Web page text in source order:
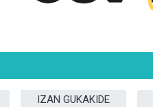
IZAN GUKAKIDE